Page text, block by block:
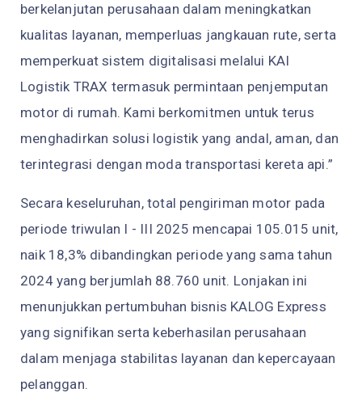
berkelanjutan perusahaan dalam meningkatkan
kualitas layanan, memperluas jangkauan rute, serta
memperkuat sistem digitalisasi melalui KAI
Logistik TRAX termasuk permintaan penjemputan
motor di rumah. Kami berkomitmen untuk terus
menghadirkan solusi logistik yang andal, aman, dan
terintegrasi dengan moda transportasi kereta api.”
Secara keseluruhan, total pengiriman motor pada
periode triwulan I - III 2025 mencapai 105.015 unit,
naik 18,3% dibandingkan periode yang sama tahun
2024 yang berjumlah 88.760 unit. Lonjakan ini
menunjukkan pertumbuhan bisnis KALOG Express
yang signifikan serta keberhasilan perusahaan
dalam menjaga stabilitas layanan dan kepercayaan
pelanggan.